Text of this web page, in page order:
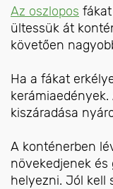
Az oszlopos
ültessük át
követően
Ha a fákat
kiszáradása
A konténerben
növekedjenek
helyezni. Jól kell